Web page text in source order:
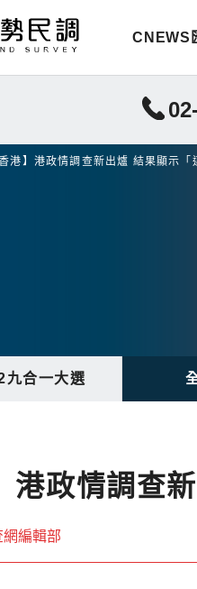
CNEWS
香港】港政情調查新出爐 結果顯示
九合一大選
港政情調查
網編輯部